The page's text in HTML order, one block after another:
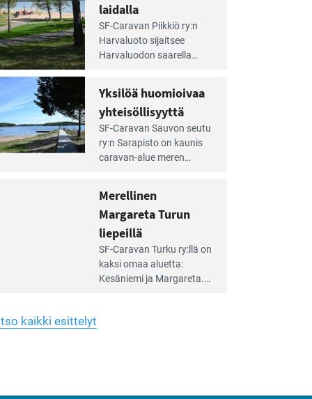
laidalla
SF-Caravan Piikkiö ry:n
Harvaluoto sijait­see
Harvaluodon saarella
käyttöön­sä osan kunnan
viiden hehtaarin
virkistysalueesta.
Yksilöä huomioivaa
yhteisöllisyyttä
SF-Caravan Sauvon seutu
ry:n Sarapisto on kaunis
caravan-alue meren
on 130 sähköllä
varustettua caravan-paik­
kaa sekä kymmenen
paikkaa ilman sähköä.
Merellinen
Margareta Turun
liepeillä
SF-Caravan Turku ry:llä on
kaksi omaa aluet­ta:
Kesäniemi ja Margareta.
kaikki esittelyt